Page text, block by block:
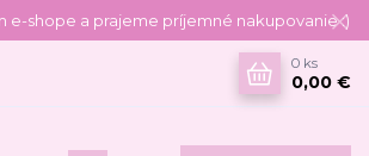
e-shope a prajeme príjemné nakupovanie :)
0 ks
0,00 €